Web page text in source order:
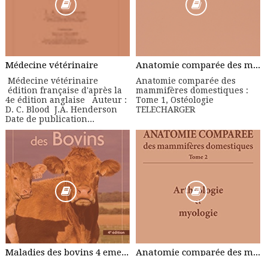
Médecine vétérinaire
Médecine vétérinaire
édition française d'après la
4e édition anglaise Auteur :
D. C. Blood J.A. Henderson
Date de publication...
Anatomie comparée des mammifères domestiques : Tome 1, Ostéologie
Anatomie comparée des
mammifères domestiques :
Tome 1, Ostéologie
TELECHARGER
Maladies des bovins 4 eme édition - Manuel Pratique Anatomie comparée des mammifères domestiques ; Tome 2 Arthrologie + Myologie